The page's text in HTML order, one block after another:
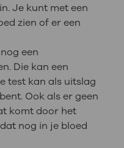
Je kunt met een
zien of er een
een
Die kan een
test kan als uitslag
Ook als er geen
komt door het
nog in je bloed